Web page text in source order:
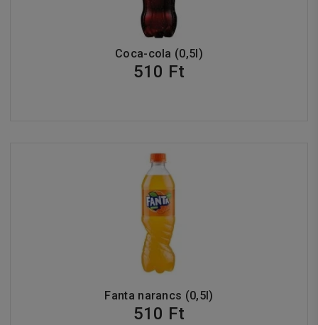
Coca-cola (0,5l)
510 Ft
Fanta narancs (0,5l)
510 Ft